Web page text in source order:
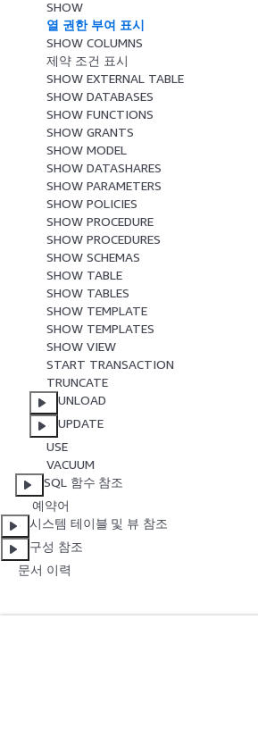
SHOW
열 권한 부여 표시
SHOW COLUMNS
제약 조건 표시
SHOW EXTERNAL TABLE
SHOW DATABASES
SHOW FUNCTIONS
SHOW GRANTS
SHOW MODEL
SHOW DATASHARES
SHOW PARAMETERS
SHOW POLICIES
SHOW PROCEDURE
SHOW PROCEDURES
SHOW SCHEMAS
SHOW TABLE
SHOW TABLES
SHOW TEMPLATE
SHOW TEMPLATES
SHOW VIEW
START TRANSACTION
TRUNCATE
UNLOAD
UPDATE
USE
VACUUM
SQL 함수 참조
예약어
시스템 테이블 및 뷰 참조
구성 참조
문서 이력